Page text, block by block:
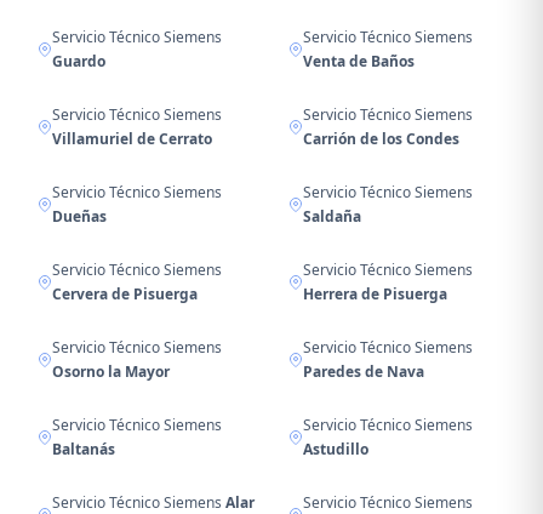
Servicio Técnico Siemens
Guardo
Servicio Técnico Siemens
Venta de Baños
Servicio Técnico Siemens
Villamuriel de Cerrato
Servicio Técnico Siemens
Carrión de los Condes
Servicio Técnico Siemens
Dueñas
Servicio Técnico Siemens
Saldaña
Servicio Técnico Siemens
Cervera de Pisuerga
Servicio Técnico Siemens
Herrera de Pisuerga
Servicio Técnico Siemens
Osorno la Mayor
Servicio Técnico Siemens
Paredes de Nava
Servicio Técnico Siemens
Baltanás
Servicio Técnico Siemens
Astudillo
Servicio Técnico Siemens Alar
Servicio Técnico Siemens